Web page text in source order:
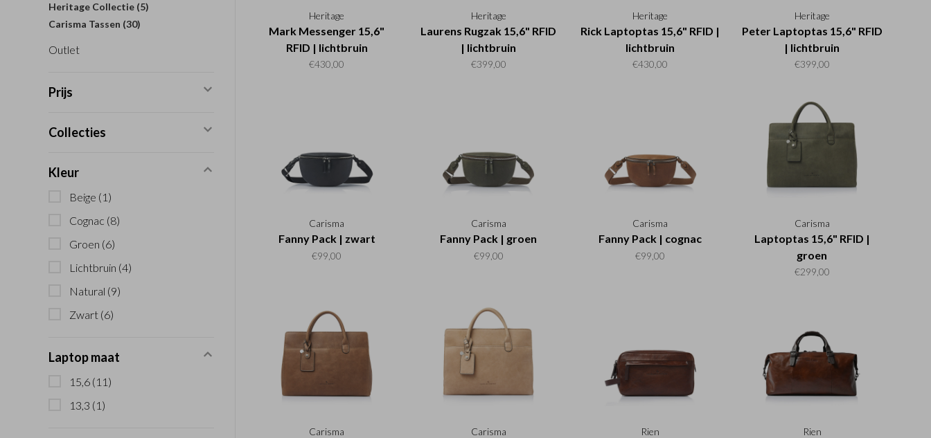
Heritage Collectie (5)
Carisma Tassen (30)
Outlet
Prijs
Collecties
Kleur
Beige (1)
Cognac (8)
Groen (6)
Lichtbruin (4)
Natural (9)
Zwart (6)
Laptop maat
15,6 (11)
13,3 (1)
Heritage
Mark Messenger 15,6"
RFID | lichtbruin
€430,00
Heritage
Laurens Rugzak 15,6" RFID
| lichtbruin
€399,00
Heritage
Rick Laptoptas 15,6" RFID |
lichtbruin
€430,00
Heritage
Peter Laptoptas 15,6" RFID
| lichtbruin
€399,00
Carisma
Fanny Pack | zwart
€99,00
Carisma
Fanny Pack | groen
€99,00
Carisma
Fanny Pack | cognac
€99,00
Carisma
Laptoptas 15,6" RFID |
groen
€299,00
Carisma Carisma Rien Rien